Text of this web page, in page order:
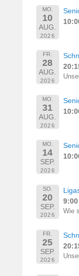
MO.
10
AUG.
2026
FR.
28
AUG.
2026
MO.
31
AUG.
2026
MO.
14
SEP.
2026
SO.
20
SEP.
2026
9:00
Wie
FR.
25
SEP.
2026